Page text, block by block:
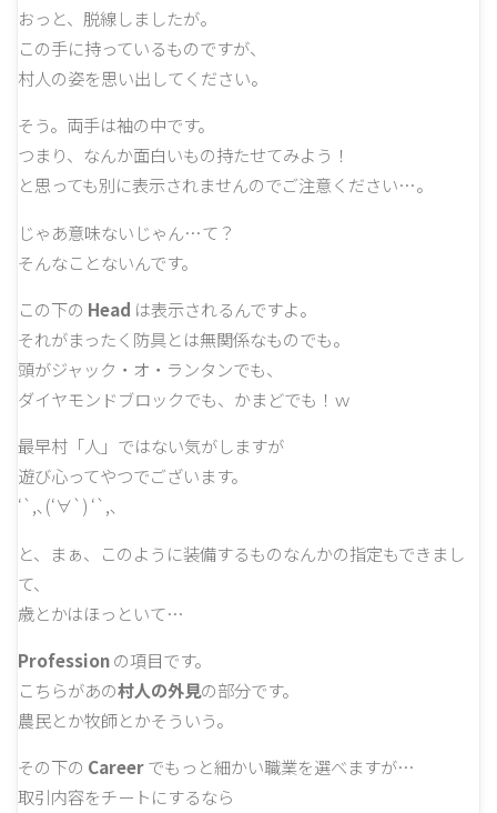
おっと、脱線しましたが。
この手に持っているものですが、
村人の姿を思い出してください。
そう。両手は袖の中です。
つまり、なんか面白いもの持たせてみよう！
と思っても別に表示されませんのでご注意ください…。
じゃあ意味ないじゃん…て？
そんなことないんです。
この下の Head は表示されるんですよ。
それがまったく防具とは無関係なものでも。
頭がジャック・オ・ランタンでも、
ダイヤモンドブロックでも、かまどでも！ｗ
最早村「人」ではない気がしますが
遊び心ってやつでございます。
‘`,､(‘∀`) ‘`,､
と、まぁ、このように装備するものなんかの指定もできまし
て、
歳とかはほっといて…
Professionの項目です。
こちらがあの村人の外見の部分です。
農民とか牧師とかそういう。
その下の Careerでもっと細かい職業を選べますが…
取引内容をチートにするなら